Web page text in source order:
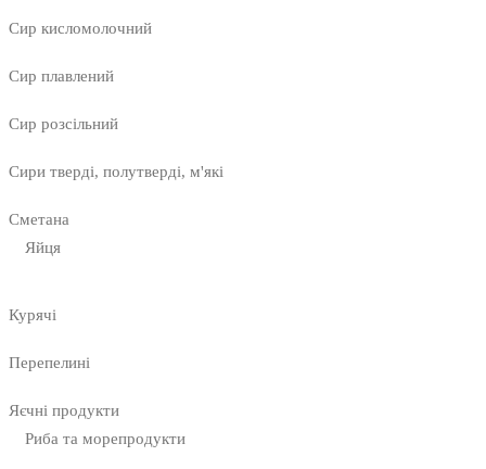
Сир кисломолочний
Сир плавлений
Сир розсільний
Сири тверді, полутверді, м'які
Сметана
Яйця
Курячі
Перепелині
Яєчні продукти
Риба та морепродукти